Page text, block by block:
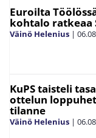
Euroilta
kohtalo ratkeaa
Väinö Helenius |
KuPS taisteli
ottelun
tilanne
Väinö Helenius |